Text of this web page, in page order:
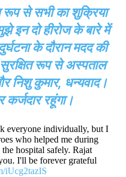
रूप से सभी का शुक्रिया
इन दो हीरोज के बारे में
के दौरान मदद की
रूप से अस्पताल
कुमार, धन्यवाद।
रहूंगा।
everyone individually, but I
who helped me during
hospital safely. Rajat
I'll be forever grateful
iUcg2tazIS